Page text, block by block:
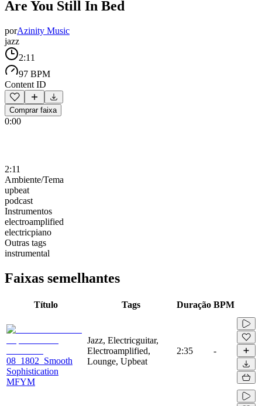
Are You Still In Bed
porAzinity Music
jazz
2:11
97 BPM
Content ID
Comprar faixa
0:00
2:11
Ambiente/Tema
upbeat
podcast
Instrumentos
electroamplified
electricpiano
Outras tags
instrumental
Faixas semelhantes
Título Tags Duração BPM
08_1802_Smooth
Sophistication
MFYM
Jazz, Electricguitar,
Electroamplified,
Lounge, Upbeat
2:35 -